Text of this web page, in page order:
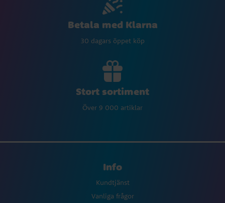
Betala med Klarna
30 dagars öppet köp
Stort sortiment
Över 9 000 artiklar
Info
Kundtjänst
Vanliga frågor